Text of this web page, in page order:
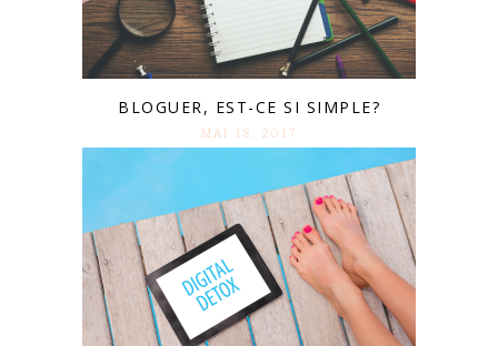
BLOGUER, EST-CE SI SIMPLE?
MAI 18. 2017